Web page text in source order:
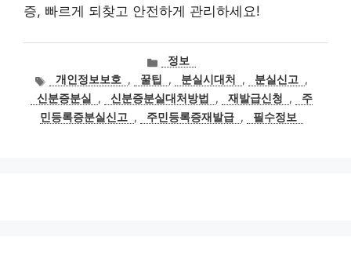
증, 빠르게 되찾고 안전하게 관리하세요!
카
테
고
리
정보
태
그
개인정보보호 , 꿀팁 , 분실시대처 , 분실신고
,
신분증분실
, 신분증분실대처방법 , 재발급신청 ,
주
민등록증분실신고
, 주민등록증재발급 , 필수정보